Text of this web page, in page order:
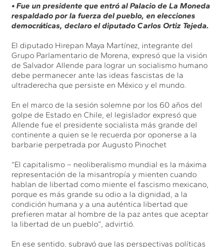
• Fue un presidente que entró al Palacio de La Moneda
respaldado por la fuerza del pueblo, en elecciones
democráticas, declaro el diputado Carlos Ortiz Tejeda.
El diputado Hirepan Maya Martínez, integrante del
Grupo Parlamentario de Morena, expresó que la visión
de Salvador Allende para lograr un socialismo humano
debe permanecer ante las ideas fascistas de la
ultraderecha que persiste en México y el mundo.
En el marco de la sesión solemne por los 60 años del
golpe de Estado en Chile, el legislador expresó que
Allende fue el presidente socialista más grande del
continente a quien se le recuerda por oponerse a la
barbarie perpetrada por Augusto Pinochet
“El capitalismo – neoliberalismo mundial es la máxima
representación de la misantropía y mienten cuando
hablan de libertad como miente el fascismo mexicano,
porque es más grande su odio a la dignidad, a la
condición humana y a una auténtica libertad que
prefieren matar al hombre de la paz antes que aceptar
la libertad de un pueblo”, advirtió.
En ese sentido, subrayó que las perspectivas políticas